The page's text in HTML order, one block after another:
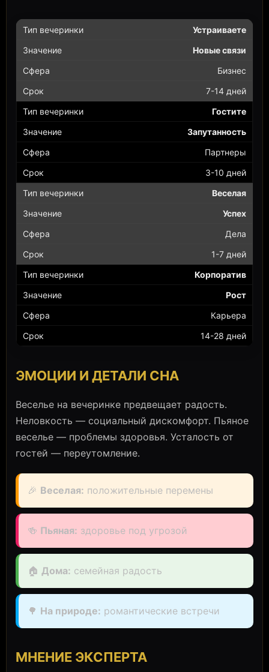
Устраиваете
Новые связи
Бизнес
7-14 дней
Гостите
Запутанность
Партнеры
3-10 дней
Веселая
Успех
Дела
1-7 дней
Корпоратив
Рост
Карьера
14-28 дней
ЭМОЦИИ И ДЕТАЛИ СНА
Веселье на вечеринке предвещает радость.
Неловкость — социальный дискомфорт. Пьяное
веселье — проблемы здоровья. Усталость от
гостей — переутомление.
🎉 Веселая: положительные перемены
🍻 Пьяная: здоровье под угрозой
🏠 Дома: семейная радость
🌳 На природе: романтические встречи
МНЕНИЕ ЭКСПЕРТА